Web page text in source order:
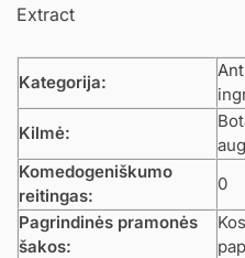
Extract
Kategorija:
Kilmė:
Komedogeniškumo
reitingas:
0
Pagrindinės pramonės
šakos: